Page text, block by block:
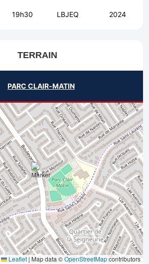
19h30 LBJEQ 2024
TERRAIN
PARC CLAIR-MATIN
Leaflet | Map data ©OpenStreetMapcontributors